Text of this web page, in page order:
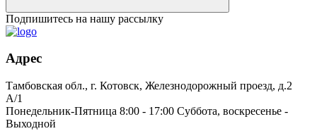
Подпишитесь на нашу рассылку
Адрес
Тамбовская обл., г. Котовск, Железнодорожный проезд, д.2
А/1
Понедельник-Пятница 8:00 - 17:00 Суббота, воскресенье -
Выходной